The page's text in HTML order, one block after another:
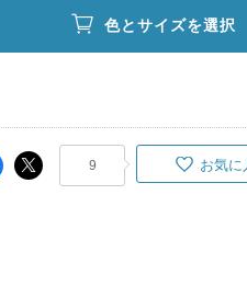
色とサイズを選択
9 お気に